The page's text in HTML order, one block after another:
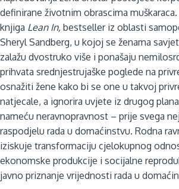
definirane životnim obrascima
knjiga Lean In, bestseller iz oblasti
Sheryl Sandberg, u kojoj se ženama
zalažu dvostruko više i ponašaju
prihvata srednjestrujaške poglede na
osnažiti žene kako bi se one u takvoj
natjecale, a ignorira uvjete iz drugog
nameću neravnopravnost – prije svega
raspodjelu rada u domaćinstvu. Rodna
iziskuje transformaciju cjelokupnog
ekonomske produkcije i socijalne
javno priznanje vrijednosti rada u